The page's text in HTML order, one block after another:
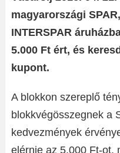
magyarországi
INTERSPAR
5.000 Ft ért, és
kupont.
A blokkon szereplő
blokkvégösszegnek a
kedvezmények
elérnie az 5.000 Ft-ot,